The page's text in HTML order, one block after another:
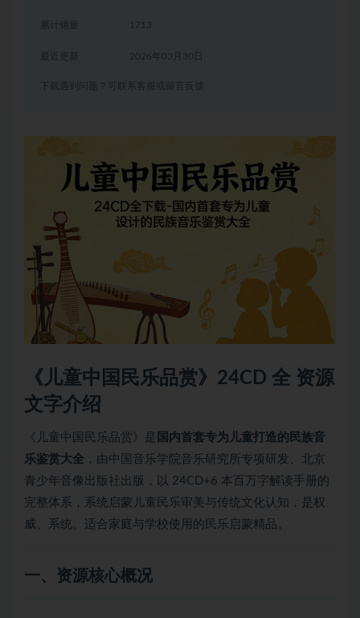
累计销量 1713
2026年03月30日
下载遇到问题？可联系客服或留言反馈
《儿童中国民乐品赏》24CD 全 资源
文字介绍
《儿童中国民乐品赏》是 国内首套专为儿童打造的民族音
乐鉴赏大全 ，由中国音乐学院音乐研究所专项研发、北京
青少年音像出版社出版，以 24CD+6 本百万字解读手册的
完整体系，系统启蒙儿童民乐审美与传统文化认知，是权
威、系统、适合家庭与学校使用的民乐启蒙精品。
一、资源核心概况